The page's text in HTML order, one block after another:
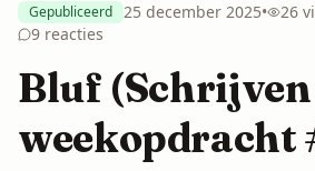
Gepubliceerd 25 december 2025• 26
9 reacties
Bluf
weekopdracht